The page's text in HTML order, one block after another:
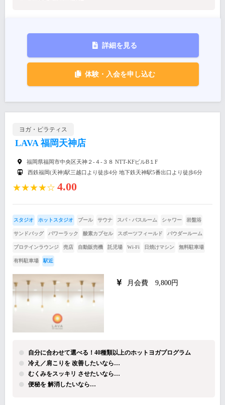
詳細を見る
体験・入会を申し込む
ヨガ・ピラティス
LAVA 福岡天神店
福岡県福岡市中央区天神２-４-３８ NTT-KFビルB１F
西鉄福岡(天神)駅三越口より徒歩4分 地下鉄天神駅5番出口より徒歩6分
★★★★☆ 4.00
スタジオ ホットスタジオ プール サウナ スパ・バスルーム シャワー 岩盤浴
サンドバッグ パワーラック 酸素カプセル スポーツフィールド パウダールーム
プロテインラウンジ 売店 自動販売機 託児場 Wi-Fi 日焼けマシン 無料駐車場
有料駐車場 駅近
月会費 9,800円
自分に合わせて選べる！40種類以上のホットヨガプログラム
冷え／肩こりを 改善したいなら…
むくみをスッキリ させたいなら…
便秘を 解消したいなら…